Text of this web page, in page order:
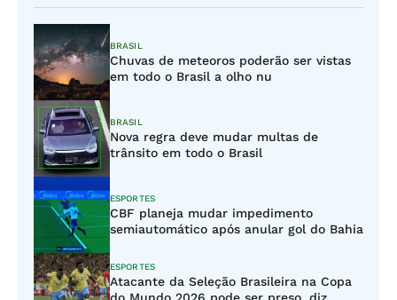
BRASIL
Chuvas de meteoros poderão ser vistas
em todo o Brasil a olho nu
BRASIL
Nova regra deve mudar multas de
trânsito em todo o Brasil
ESPORTES
CBF planeja mudar impedimento
semiautomático após anular gol do Bahia
ESPORTES
Atacante da Seleção Brasileira na Copa